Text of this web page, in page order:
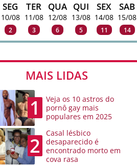
SEG
10/08
2
TER
11/08
3
QUA
12/08
6
QUI
13/08
5
SEX
14/08
11
SAB
15/08
14
MAIS LIDAS
1
Veja os 10 astros do
pornô gay mais
populares em 2025
2
Casal lésbico
desaparecido é
encontrado morto em
cova rasa